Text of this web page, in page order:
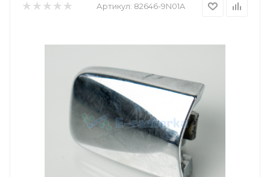
Артикул: 82646-9N01A